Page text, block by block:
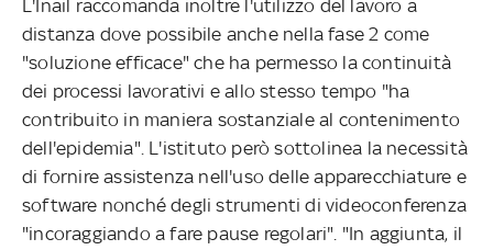
L'Inail raccomanda inoltre l'utilizzo del lavoro a
distanza dove possibile anche nella fase 2 come
"soluzione efficace" che ha permesso la continuità
dei processi lavorativi e allo stesso tempo "ha
contribuito in maniera sostanziale al contenimento
dell'epidemia". L'istituto però sottolinea la necessità
di fornire assistenza nell'uso delle apparecchiature e
software nonché degli strumenti di videoconferenza
"incoraggiando a fare pause regolari". "In aggiunta, il